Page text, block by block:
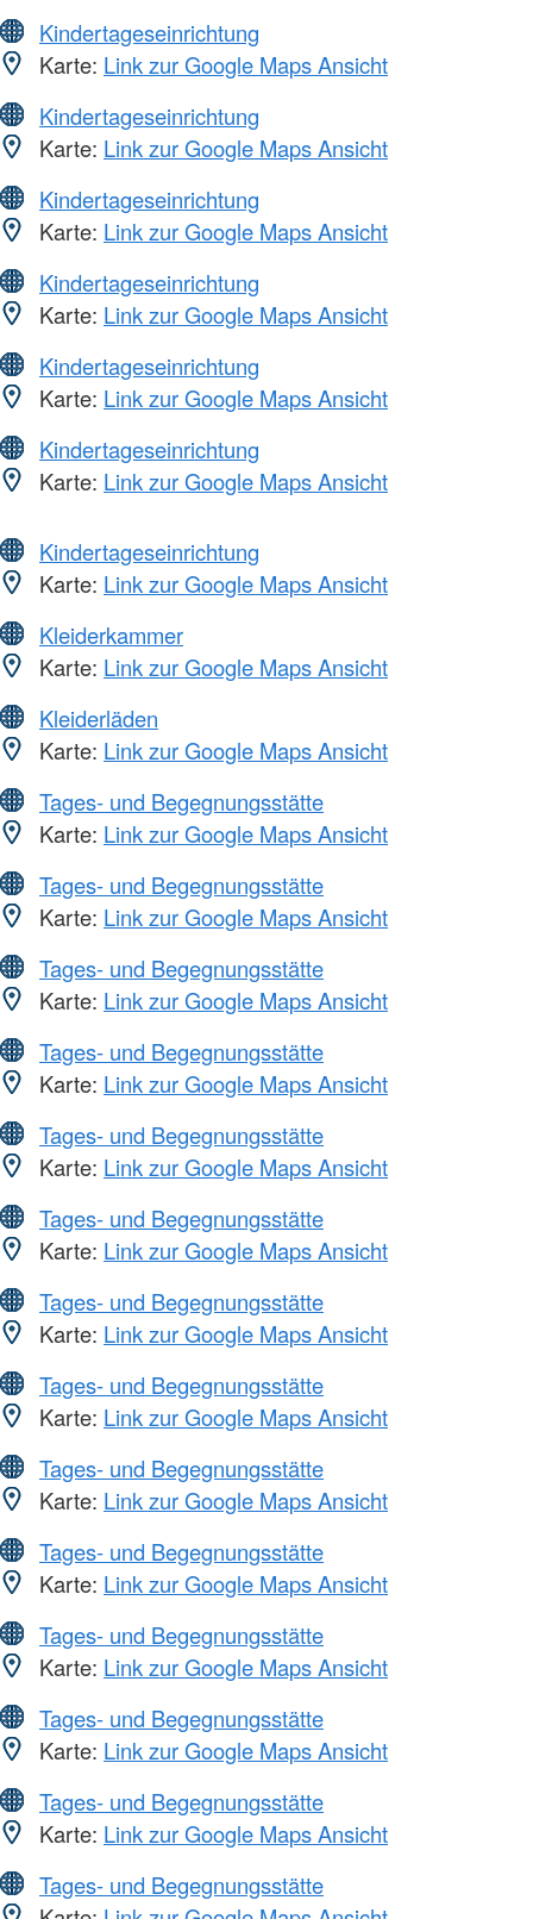
Kindertageseinrichtung
Karte: Link zur Google Maps Ansicht
Kindertageseinrichtung
Karte: Link zur Google Maps Ansicht
Kindertageseinrichtung
Karte: Link zur Google Maps Ansicht
Kindertageseinrichtung
Karte: Link zur Google Maps Ansicht
Kindertageseinrichtung
Karte: Link zur Google Maps Ansicht
Kindertageseinrichtung
Karte: Link zur Google Maps Ansicht
Kindertageseinrichtung
Karte: Link zur Google Maps Ansicht
Kleiderkammer
Karte: Link zur Google Maps Ansicht
Kleiderläden
Karte: Link zur Google Maps Ansicht
Tages- und Begegnungsstätte
Karte: Link zur Google Maps Ansicht
Tages- und Begegnungsstätte
Karte: Link zur Google Maps Ansicht
Tages- und Begegnungsstätte
Karte: Link zur Google Maps Ansicht
Tages- und Begegnungsstätte
Karte: Link zur Google Maps Ansicht
Tages- und Begegnungsstätte
Karte: Link zur Google Maps Ansicht
Tages- und Begegnungsstätte
Karte: Link zur Google Maps Ansicht
Tages- und Begegnungsstätte
Karte: Link zur Google Maps Ansicht
Tages- und Begegnungsstätte
Karte: Link zur Google Maps Ansicht
Tages- und Begegnungsstätte
Karte: Link zur Google Maps Ansicht
Tages- und Begegnungsstätte
Karte: Link zur Google Maps Ansicht
Tages- und Begegnungsstätte
Karte: Link zur Google Maps Ansicht
Tages- und Begegnungsstätte
Karte: Link zur Google Maps Ansicht
Tages- und Begegnungsstätte
Karte: Link zur Google Maps Ansicht
Tages- und Begegnungsstätte